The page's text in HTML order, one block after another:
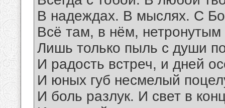
В надеждах. В мыслях. С
Всё там, в нём, нетронутым
Лишь только пыль с души
И радость встреч, и дней
И юных губ несмелый
И боль разлук. И свет в